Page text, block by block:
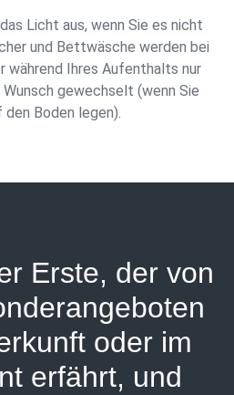
Licht aus, wenn Sie es nicht
und Bettwäsche werden bei
während Ihres Aufenthalts nur
gewechselt (wenn Sie
Boden legen).
Erste, der von
oder im
erfährt, und